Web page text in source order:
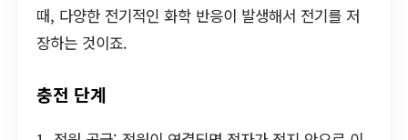
때, 다양한 전기적인 화학 반응이 발생해서 전기를 저
장하는 것이죠.
충전 단계